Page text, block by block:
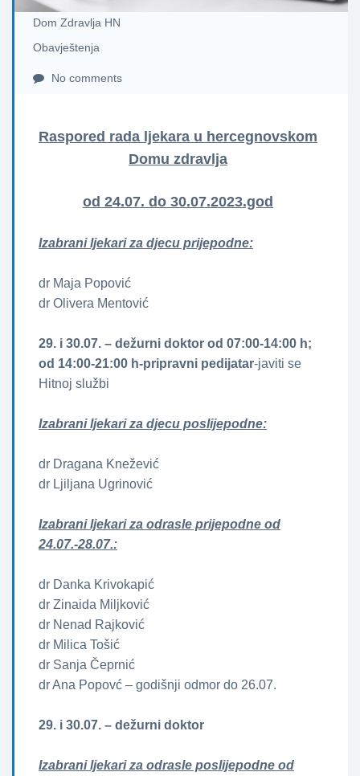
Dom Zdravlja HN
Obavještenja
No comments
Raspored rada ljekara u hercegnovskom
Domu zdravlja
od 24.07. do 30.07.2023.god
Izabrani ljekari za djecu prijepodne:
dr Maja Popović
dr Olivera Mentović
29. i 30.07. – dežurni doktor od 07:00-14:00 h;
od 14:00-21:00 h-pripravni pedijatar-javiti se
Hitnoj službi
Izabrani ljekari za djecu poslijepodne:
dr Dragana Knežević
dr Ljiljana Ugrinović
Izabrani ljekari za odrasle prijepodne od
24.07.-28.07.:
dr Danka Krivokapić
dr Zinaida Miljković
dr Nenad Rajković
dr Milica Tošić
dr Sanja Čeprnić
dr Ana Popovć – godišnji odmor do 26.07.
29. i 30.07. – dežurni doktor
Izabrani ljekari za odrasle poslijepodne od